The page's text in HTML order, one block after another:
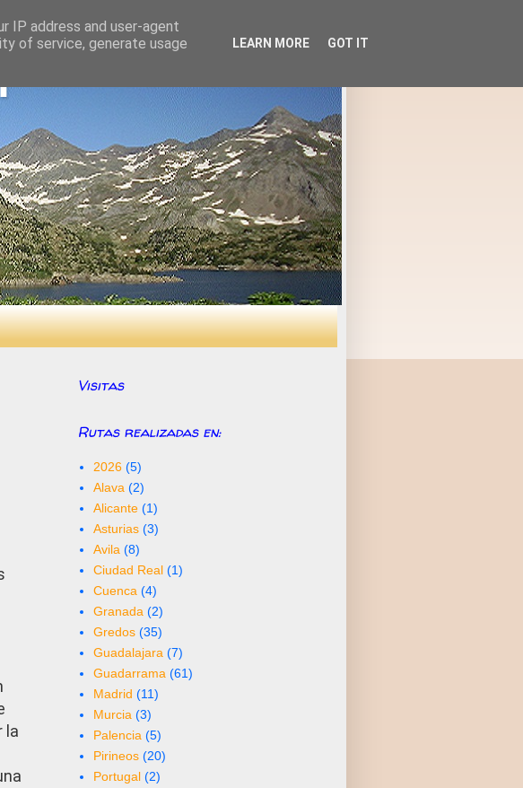
la
Visitas
Rutas realizadas en:
2026 (5)
Alava (2)
Alicante (1)
Asturias (3)
Avila (8)
Ciudad Real (1)
Cuenca (4)
Granada (2)
Gredos (35)
Guadalajara (7)
Guadarrama (61)
Madrid (11)
Murcia (3)
Palencia (5)
Pirineos (20)
Portugal (2)
IP address and user-agent
of service, generate usage
LEARN MORE GOT IT